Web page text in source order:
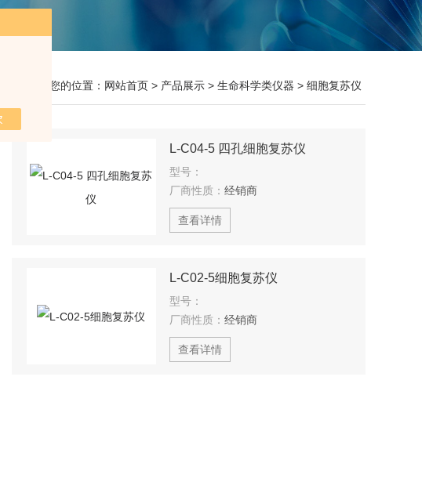
您的位置： 网站首页 > 产品展示 > 生命科学类仪器 > 细胞复苏仪
L-C04-5 四孔细胞复苏仪
型号：
厂商性质： 经销商
查看详情
L-C02-5细胞复苏仪
型号：
厂商性质： 经销商
查看详情